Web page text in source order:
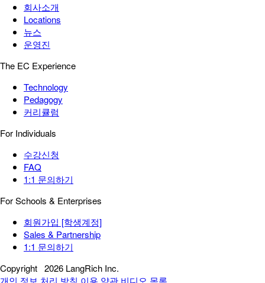
회사소개
Locations
뉴스
운영진
The EC Experience
Technology
Pedagogy
커리큘럼
For Individuals
수강신청
FAQ
1:1 문의하기
For Schools & Enterprises
회원가입 [학생계정]
Sales & Partnership
1:1 문의하기
Copyright 2026 LangRich Inc.